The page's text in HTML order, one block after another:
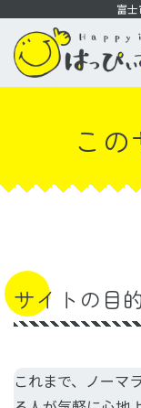
ン
動
富
こ
サイトの目
これまで、ノーマ